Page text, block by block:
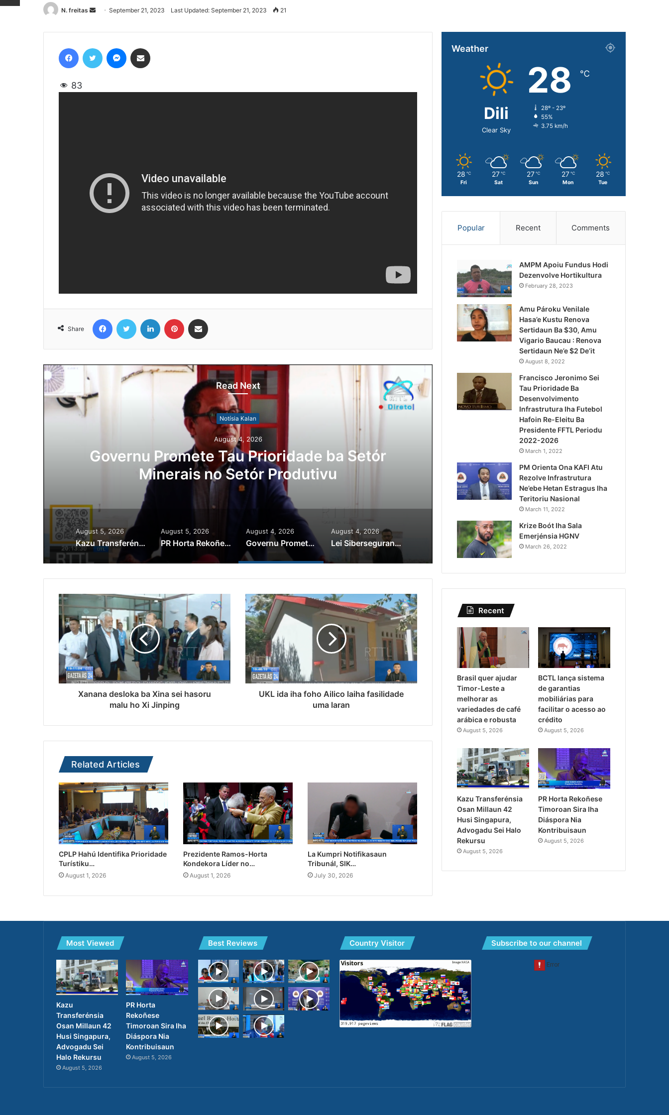
N. freitas
Send
email
September 21, 2023 Last Updated: September 21, 2023 21
83
Share
Read Next
Notísia Kalan
August 4, 2026
Governu Promete Tau Prioridade ba Setór
Minerais no Setór Produtivu
Lei Siberseguransa Ajuda
Kaptura Autór Kriminozu
Estranjeiru
August 5, 2026
Kazu Transferénsia Osan Millaun 42 Husi Singapura, Advogadu Sei Halo Rekursu
August 5, 2026
PR Horta Rekoñese Timoroan Sira Iha Diáspora Nia Kontribuisaun
August 4, 2026
Governu Promete Tau Prioridade ba Setór Minerais no Setór Produtivu
August 4, 2026
Lei Siberseguransa Ajuda Autoridade Polisiál Kaptura Autór Kriminozu ho Paradeiru Iha Estranjeiru
Xanana desloka ba Xina sei hasoru
malu ho Xi Jinping
UKL ida iha foho Ailico laiha fasilidade
uma laran
Related Articles
CPLP Hahú Identifika Prioridade
Turístiku…
August 1, 2026
Prezidente Ramos-Horta
Kondekora Líder no…
August 1, 2026
La Kumpri Notifikasaun
Tribunál, SIK…
July 30, 2026
Weather
Dili
Clear Sky
28 ℃
28º - 23º
55%
3.75 km/h
28 ℃
Fri
27 ℃
Sat
27 ℃
Sun
27 ℃
Mon
28 ℃
Tue
Popular Recent Comments
AMPM Apoiu Fundus Hodi
Dezenvolve Hortikultura
February 28, 2023
Amu Pároku Venilale
Hasa’e Kustu Renova
Sertidaun Ba $30, Amu
Vigario Baucau : Renova
Sertidaun Ne’e $2 De’it
August 8, 2022
Francisco Jeronimo Sei
Tau Prioridade Ba
Desenvolvimento
Infrastrutura Iha Futebol
Hafoin Re-Eleitu Ba
Presidente FFTL Periodu
2022-2026
March 1, 2022
PM Orienta Ona KAFI Atu
Rezolve Infrastrutura
Ne’ebe Hetan Estragus Iha
Teritoriu Nasional
March 11, 2022
Krize Boót Iha Sala
Emerjénsia HGNV
March 26, 2022
Recent
Brasil quer ajudar
Timor-Leste a
melhorar as
variedades de café
arábica e robusta
August 5, 2026
BCTL lança sistema
de garantias
mobiliárias para
facilitar o acesso ao
crédito
August 5, 2026
Kazu Transferénsia
Osan Millaun 42
Husi Singapura,
Advogadu Sei Halo
Rekursu
August 5, 2026
PR Horta Rekoñese
Timoroan Sira Iha
Diáspora Nia
Kontribuisaun
August 5, 2026
Most Viewed
Kazu
Transferénsia
Osan Millaun 42
Husi Singapura,
Advogadu Sei
Halo Rekursu
August 5, 2026
PR Horta
Rekoñese
Timoroan Sira Iha
Diáspora Nia
Kontribuisaun
August 5, 2026
Best Reviews Country Visitor Subscribe to our channel